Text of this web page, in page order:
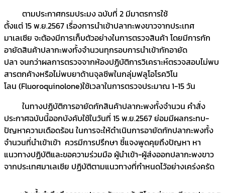
ตามประกาศกรมประมง ฉบับที่ 2 มีมาตรการใช้
ตั้งแต่ 15 พ.ย.2567 เรื่องการนำเข้าปลากะพงขาวจากประเทศ
มาเลเซีย จะต้องมีการเก็บตัวอย่างในการตรวจสินค้า โดยมีการกัก
อายัดสินค้าปลากะพงทั้งจำนวนทุกรอบการนำเข้ากักอายัด
ปลา จนกว่าผลการตรวจจากห้องปฏิบัติการวิเคราะห์ตรวจสอบไม่พบ
สารตกค้างหรือไม่พบยาด้านจุลชีพในกลุ่มฟลูโอโรควิโน
โลน (Fluoroquinolone)ใช้เวลาในการตรวจประมาณ 1-15 วัน
ในทางปฏิบัติการอายัดกักสินค้าปลากะพงทั้งจำนวน คำสั่ง
ประกาศฉบับนี้ออกบังคับใช้ในวันที่ 15 พ.ย.2567 ย่อมมีผลกระทบ-
ปัญหาความเดือดร้อน ในการจะให้ดำเนินการอายัดกักปลากะพงทั้ง
จำนวนที่นำเข้าเข้า ควรมีการปรึกษา ชี้แจงพูดคุยถึงปัญหา หา
แนวทางปฏิบัติและขอความร่วมมือ ผู้นำเข้า-ผู้ส่งออกปลากะพงขาว
จากประเทศมาเลเชีย ปฏิบัติตามแนวทางที่กำหนดไว้อย่างเคร่งครัด